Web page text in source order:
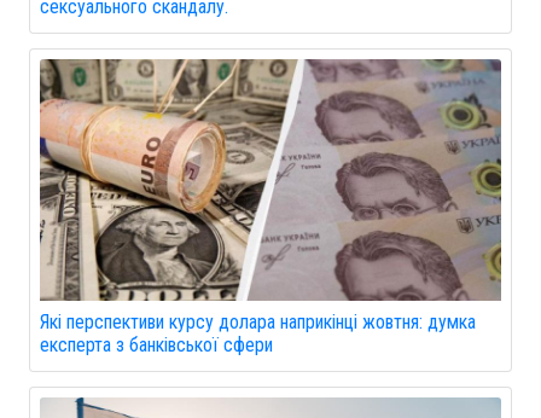
сексуального скандалу.
Які перспективи курсу долара наприкінці жовтня: думка
експерта з банківської сфери